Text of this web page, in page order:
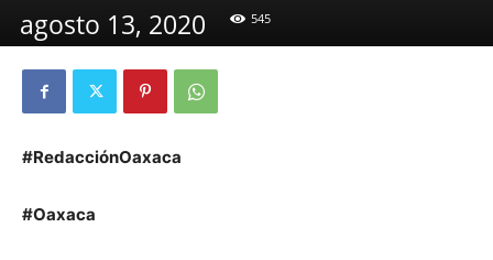
agosto 13, 2020 545
#RedacciónOaxaca
#Oaxaca